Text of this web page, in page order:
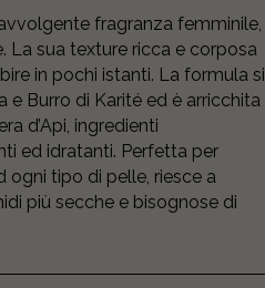
fragranza femminile,
La sua texture ricca e corposa
in pochi istanti. La formula si
e Burro di Karité ed è arricchita
d’Api, ingredienti
ed idratanti. Perfetta per
ogni tipo di pelle, riesce a
più secche e bisognose di